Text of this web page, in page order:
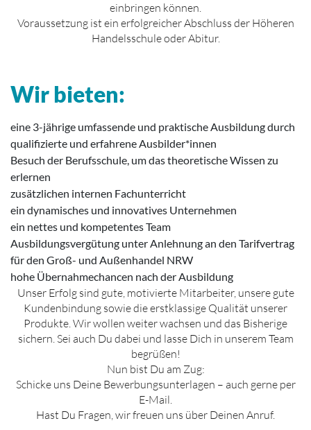
einbringen können.
Voraussetzung ist ein erfolgreicher Abschluss der Höheren
Handelsschule oder Abitur.
Wir bieten:
eine 3-jährige umfassende und praktische Ausbildung durch
qualifizierte und erfahrene Ausbilder*innen
Besuch der Berufsschule, um das theoretische Wissen zu
erlernen
zusätzlichen internen Fachunterricht
ein dynamisches und innovatives Unternehmen
ein nettes und kompetentes Team
Ausbildungsvergütung unter Anlehnung an den Tarifvertrag
für den Groß- und Außenhandel NRW
hohe Übernahmechancen nach der Ausbildung
Unser Erfolg sind gute, motivierte Mitarbeiter, unsere gute
Kundenbindung sowie die erstklassige Qualität unserer
Produkte. Wir wollen weiter wachsen und das Bisherige
sichern. Sei auch Du dabei und lasse Dich in unserem Team
begrüßen!
Nun bist Du am Zug:
Schicke uns Deine Bewerbungsunterlagen – auch gerne per
E-Mail.
Hast Du Fragen, wir freuen uns über Deinen Anruf.